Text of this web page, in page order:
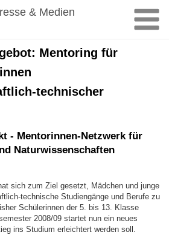
& Medien
Mentoring für
technischer
- Mentorinnen-Netzwerk für
Naturwissenschaften
sich zum Ziel gesetzt, Mädchen und junge
technische Studiengänge und Berufe zu
Schülerinnen der 5. bis 13. Klasse
2008/09 startet nun ein neues
ins Studium erleichtert werden soll.